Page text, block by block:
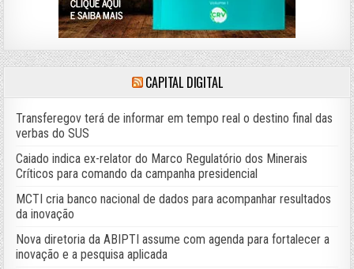
CAPITAL DIGITAL
Transferegov terá de informar em tempo real o destino final das
verbas do SUS
Caiado indica ex-relator do Marco Regulatório dos Minerais
Críticos para comando da campanha presidencial
MCTI cria banco nacional de dados para acompanhar resultados
da inovação
Nova diretoria da ABIPTI assume com agenda para fortalecer a
inovação e a pesquisa aplicada